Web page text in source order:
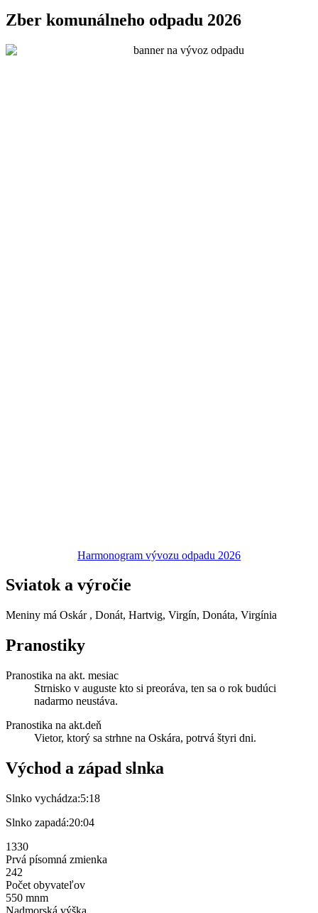
Zber komunálneho odpadu 2026
Harmonogram vývozu odpadu 2026
Sviatok a výročie
Meniny má Oskár , Donát, Hartvig, Virgín, Donáta, Virgínia
Pranostiky
Pranostika na akt. mesiac
Strnisko v auguste kto si preoráva, ten sa o rok budúci
nadarmo neustáva.
Pranostika na akt.deň
Vietor, ktorý sa strhne na Oskára, potrvá štyri dni.
Východ a západ slnka
Slnko vychádza:5:18
Slnko zapadá:20:04
1330
Prvá písomná zmienka
242
Počet obyvateľov
550 mnm
Nadmorská výška